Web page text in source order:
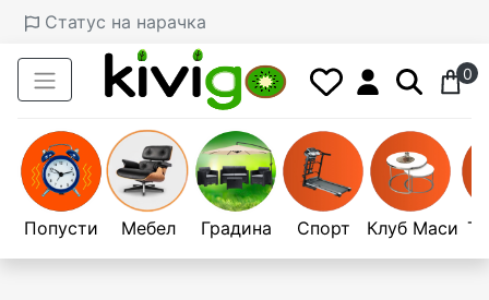
Статус на нарачка
0
Попусти Мебел Градина Спорт Клуб Маси